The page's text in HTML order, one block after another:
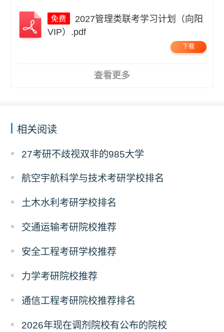
VIP）.pdf
下载
查看更多
相关阅读
27考研不歧视双非的985大学
航空宇航科学与技术考研学校排名
土木水利考研学校排名
交通运输考研院校推荐
安全工程考研学校推荐
力学考研院校推荐
通信工程考研院校推荐排名
2026年现在调剂院校有公布的院校